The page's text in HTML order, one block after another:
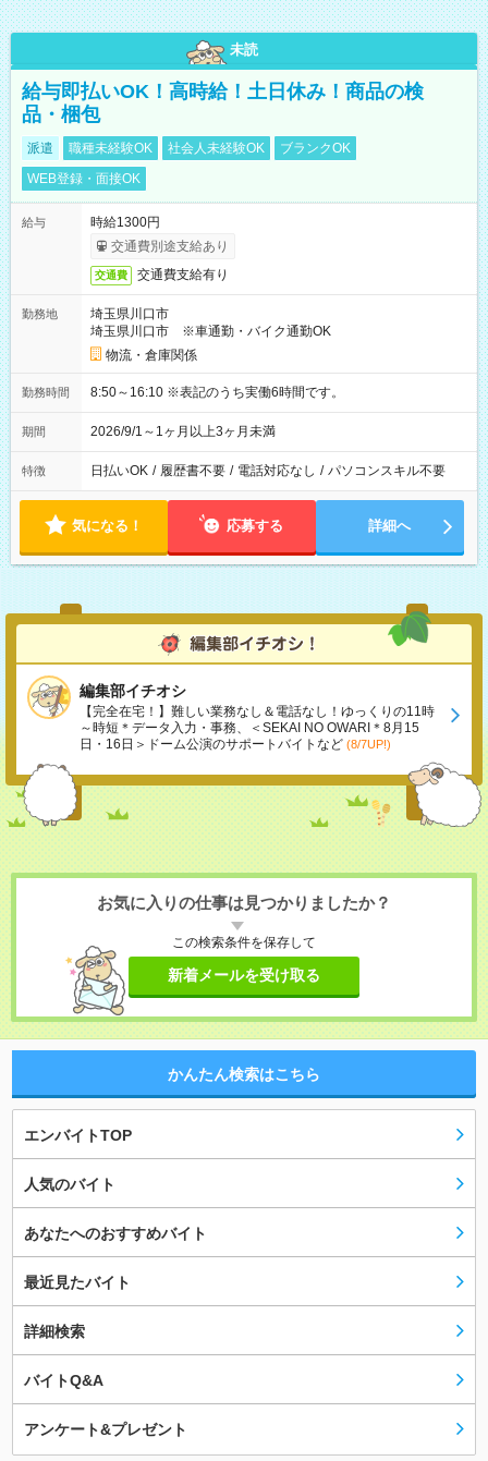
未読
給与即払いOK！高時給！土日休み！商品の検
品・梱包
派遣 職種未経験OK 社会人未経験OK
ブランクOK
WEB登録・面接OK
給与
時給1300円
交通費別途支給あり
交通費 交通費支給有り
勤務地
埼玉県川口市
埼玉県川口市 ※車通勤・バイク通勤OK
物流・倉庫関係
勤務時間 8:50～16:10 ※表記のうち実働6時間です。
期間 2026/9/1～1ヶ月以上3ヶ月未満
特徴 日払いOK / 履歴書不要 / 電話対応なし / パソコンスキル不要
気になる！ 応募する 詳細へ
編集部イチオシ
【完全在宅！】難しい業務なし＆電話なし！ゆっくりの11時
～時短＊データ入力・事務、＜SEKAI NO OWARI＊8月15
日・16日＞ドーム公演のサポートバイトなど (8/7UP!)
お気に入りの仕事は見つかりましたか？
この検索条件を保存して
新着メールを受け取る
かんたん検索はこちら
エンバイトTOP
人気のバイト
あなたへのおすすめバイト
最近見たバイト
詳細検索
バイトQ&A
アンケート&プレゼント